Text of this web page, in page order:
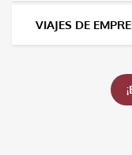
VIAJES DE